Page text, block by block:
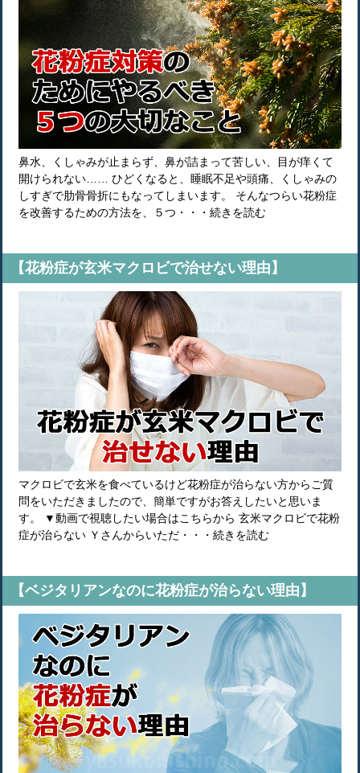
鼻水、くしゃみが止まらず、鼻が詰まって苦しい、目が痒くて
開けられない…… ひどくなると、睡眠不足や頭痛、くしゃみの
しすぎで肋骨骨折にもなってしまいます。 そんなつらい花粉症
を改善するための方法を、５つ・・・続きを読む
【花粉症が玄米マクロビで治せない理由】
マクロビで玄米を食べているけど花粉症が治らない方からご質
問をいただきましたので、簡単ですがお答えしたいと思いま
す。 ▼動画で視聴したい場合はこちらから 玄米マクロビで花粉
症が治らない Ｙさんからいただ・・・続きを読む
【ベジタリアンなのに花粉症が治らない理由】